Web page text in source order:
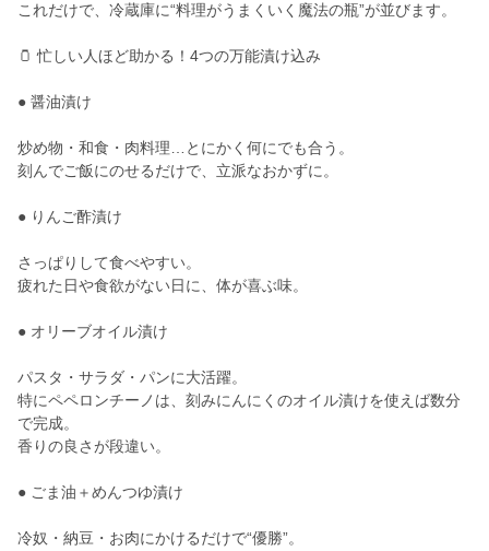
これだけで、冷蔵庫に“料理がうまくいく魔法の瓶”が並びます。
🫙 忙しい人ほど助かる！4つの万能漬け込み
● 醤油漬け
炒め物・和食・肉料理…とにかく何にでも合う。
刻んでご飯にのせるだけで、立派なおかずに。
● りんご酢漬け
さっぱりして食べやすい。
疲れた日や食欲がない日に、体が喜ぶ味。
● オリーブオイル漬け
パスタ・サラダ・パンに大活躍。
特にペペロンチーノは、刻みにんにくのオイル漬けを使えば数分
で完成。
香りの良さが段違い。
● ごま油＋めんつゆ漬け
冷奴・納豆・お肉にかけるだけで“優勝”。